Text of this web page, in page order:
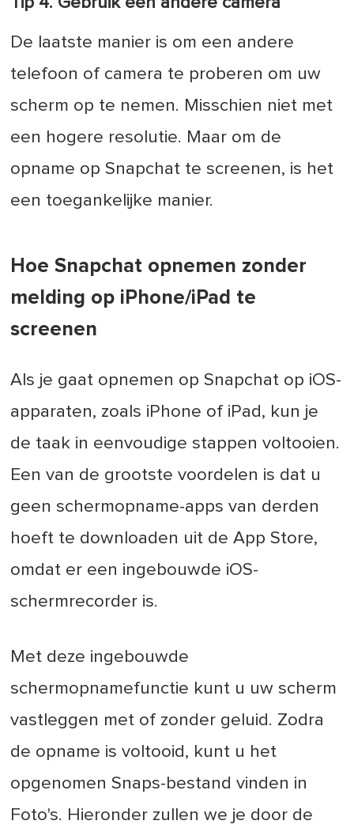
De laatste manier is om een andere
telefoon of camera te proberen om uw
scherm op te nemen. Misschien niet met
een hogere resolutie. Maar om de
opname op Snapchat te screenen, is het
een toegankelijke manier.
Hoe Snapchat opnemen zonder
melding op iPhone/iPad te
screenen
Als je gaat opnemen op Snapchat op iOS-
apparaten, zoals iPhone of iPad, kun je
de taak in eenvoudige stappen voltooien.
Een van de grootste voordelen is dat u
geen schermopname-apps van derden
hoeft te downloaden uit de App Store,
omdat er een ingebouwde iOS-
schermrecorder is.
Met deze ingebouwde
schermopnamefunctie kunt u uw scherm
vastleggen met of zonder geluid. Zodra
de opname is voltooid, kunt u het
opgenomen Snaps-bestand vinden in
Foto's. Hieronder zullen we je door de